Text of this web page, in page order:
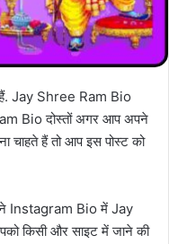
Jay Shree Ram Bio
Bio दोस्तों अगर आप अपने
हैं तो आप इस पोस्ट को
Instagram Bio में Jay
किसी और साइट में जाने की